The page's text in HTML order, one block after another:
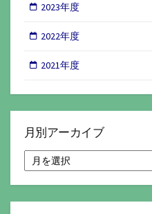
2023年度
2022年度
2021年度
月別アーカイブ
別
ア